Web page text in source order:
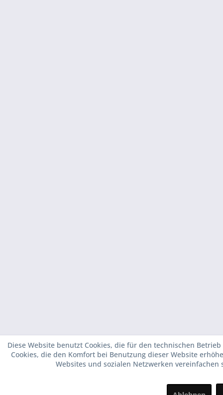
Diese Website benutzt Cookies, die für den technischen
Cookies, die den Komfort bei Benutzung dieser Website
Websites und sozialen Netzwerken